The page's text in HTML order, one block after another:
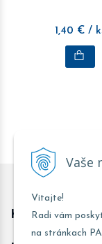
Vaše
Vitajte!
Radi vám
na stránkach
1,40 € /
Kontakt